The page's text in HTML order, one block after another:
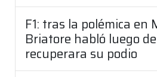
F1: tras la polémica en
Briatore habló luego
recuperara su podio